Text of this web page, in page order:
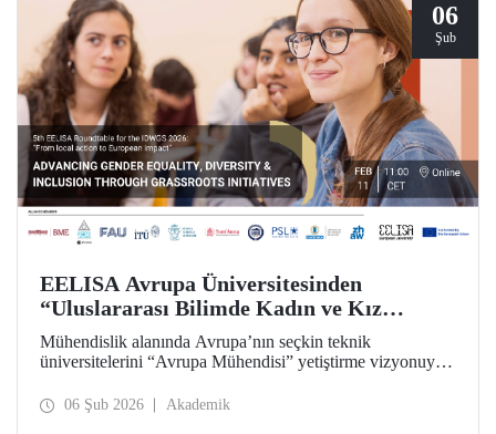
06
Şub
EELISA Avrupa Üniversitesinden
“Uluslararası Bilimde Kadın ve Kız
Çocukları Günü”ne Özel Toplantı
Mühendislik alanında Avrupa’nın seçkin teknik
üniversitelerini “Avrupa Mühendisi” yetiştirme vizyonuyla
aldığı EELISA, 11 Şubat “Uluslararası Bilimde Kadın ve
06 Şub 2026 Akademik